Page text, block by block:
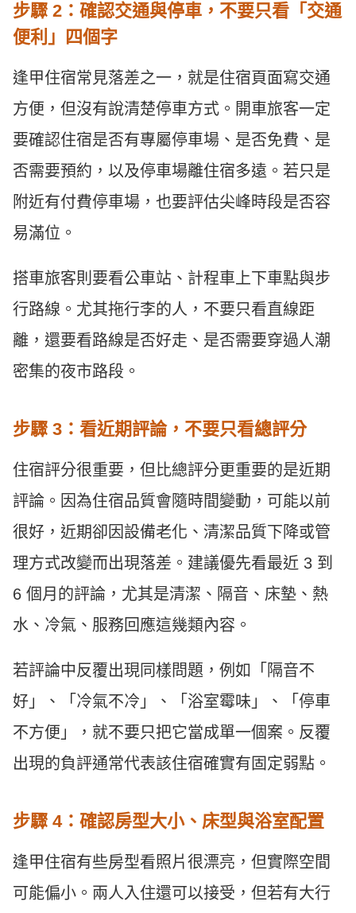
步驟 2：確認交通與停車，不要只看「交通
便利」四個字
逢甲住宿常見落差之一，就是住宿頁面寫交通
方便，但沒有說清楚停車方式。開車旅客一定
要確認住宿是否有專屬停車場、是否免費、是
否需要預約，以及停車場離住宿多遠。若只是
附近有付費停車場，也要評估尖峰時段是否容
易滿位。
搭車旅客則要看公車站、計程車上下車點與步
行路線。尤其拖行李的人，不要只看直線距
離，還要看路線是否好走、是否需要穿過人潮
密集的夜市路段。
步驟 3：看近期評論，不要只看總評分
住宿評分很重要，但比總評分更重要的是近期
評論。因為住宿品質會隨時間變動，可能以前
很好，近期卻因設備老化、清潔品質下降或管
理方式改變而出現落差。建議優先看最近 3 到
6 個月的評論，尤其是清潔、隔音、床墊、熱
水、冷氣、服務回應這幾類內容。
若評論中反覆出現同樣問題，例如「隔音不
好」、「冷氣不冷」、「浴室霉味」、「停車
不方便」，就不要只把它當成單一個案。反覆
出現的負評通常代表該住宿確實有固定弱點。
步驟 4：確認房型大小、床型與浴室配置
逢甲住宿有些房型看照片很漂亮，但實際空間
可能偏小。兩人入住還可以接受，但若有大行